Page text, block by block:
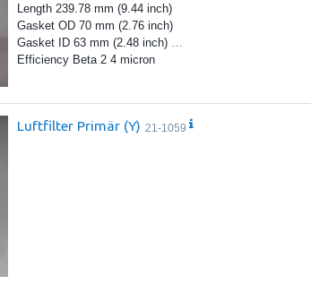
Length 239.78 mm (9.44 inch)
Gasket OD 70 mm (2.76 inch)
Gasket ID 63 mm (2.48 inch)
Efficiency Beta 2 4 micron
Luftfilter Primär (Y) 21-1059